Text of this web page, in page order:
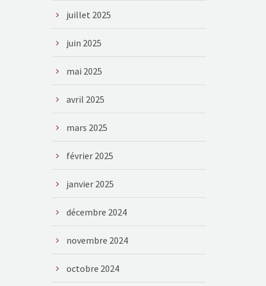
juillet 2025
juin 2025
mai 2025
avril 2025
mars 2025
février 2025
janvier 2025
décembre 2024
novembre 2024
octobre 2024